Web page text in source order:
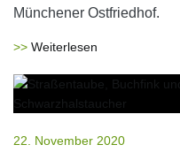
Münchener Ostfriedhof.
Weiterlesen
22. November 2020